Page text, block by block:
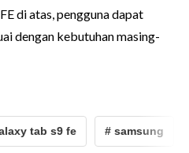
di atas, pengguna dapat
dengan kebutuhan masing-
tab s9 fe # samsung